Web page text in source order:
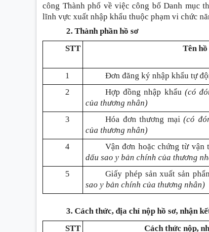
công Thành phố về việc công bố Danh mục
lĩnh vực xuất nhập khẩu thuộc phạm vi chức
2. Thành phần hồ sơ
STT
Tên hồ
1
Đơn đăng ký nhập khẩu tự
2
Hợp đồng nhập khẩu (có
của thương nhân)
3 Hóa đơn thương mại(có
của thương nhân)
4 Vận đơn hoặc chứng từ
dấu sao y bản chính của thương
5 Giấy phép sản xuất sản
sao y bản chính của thương nhân)
3. Cách thức, địa chỉ nộp hồ sơ, nhận
STT
Cách thức nộp,